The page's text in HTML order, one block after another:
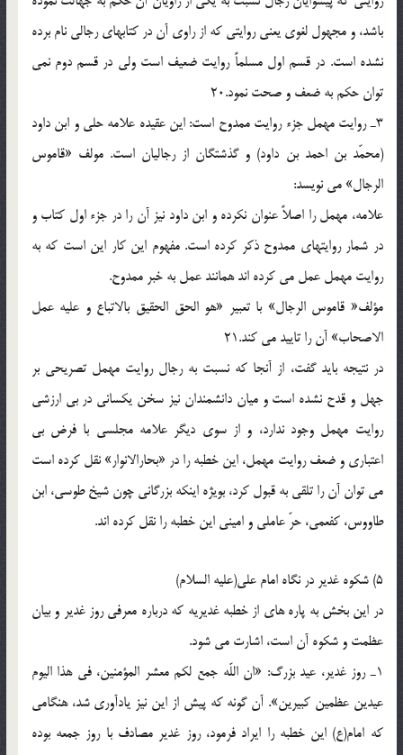
باشد، و مجهول لغوى يعنى روايتى كه از راوى آن در كتابهاى رجالى نام برده
نشده است. در قسم اول مسلماً روايت ضعيف است ولى در قسم دوم نمى
توان حكم به ضعف و صحت نمود.20
3ـ روايت مهمل جزء روايت ممدوح است: اين عقيده علامه حلى و ابن داود
(محمّد بن احمد بن داود) و گذشتگان از رجاليان است. مولف «قاموس
الرجال» مى نويسد:
علامه، مهمل را اصلاً عنوان نكرده و ابن داود نيز آن را در جزء اول كتاب و
در شمار روايتهاى ممدوح ذكر كرده است. مفهوم اين كار اين است كه به
روايت مهمل عمل مى كرده اند همانند عمل به خبر ممدوح.
مؤلف« قاموس الرجال» با تعبير «هو الحق الحقيق بالاتباع و عليه عمل
الاصحاب» آن را تاييد مى كند.21
در نتيجه بايد گفت، از آنجا كه نسبت به رجال روايت مهمل تصريحى بر
جهل و قدح نشده است و ميان دانشمندان نيز سخن يكسانى در بى ارزشى
روايت مهمل وجود ندارد، و از سوى ديگر علامه مجلسى با فرض بى
اعتبارى و ضعف روايت مهمل، اين خطبه را در «بحارالانوار» نقل كرده است
مى توان آن را تلقى به قبول كرد، بويژه اينكه بزرگانى چون شيخ طوسى، ابن
طاووس، كفعمى، حرّ عاملى و امينى اين خطبه را نقل كرده اند.
5) شكوه غدير در نگاه امام على(علیه السلام)
در اين بخش به پاره هاى از خطبه غديريه كه درباره معرفى روز غدير و بيان
عظمت و شكوه آن است، اشارت مى شود.
1ـ روز غدير، عيد بزرگ: «ان اللّه جمع لكم معشر المؤمنين، فى هذا اليوم
عيدين عظمين كبيرين». آن گونه كه پيش از اين نيز يادآورى شد، هنگامى
كه امام(ع) اين خطبه را ايراد فرمود، روز غدير مصادف با روز جمعه بوده